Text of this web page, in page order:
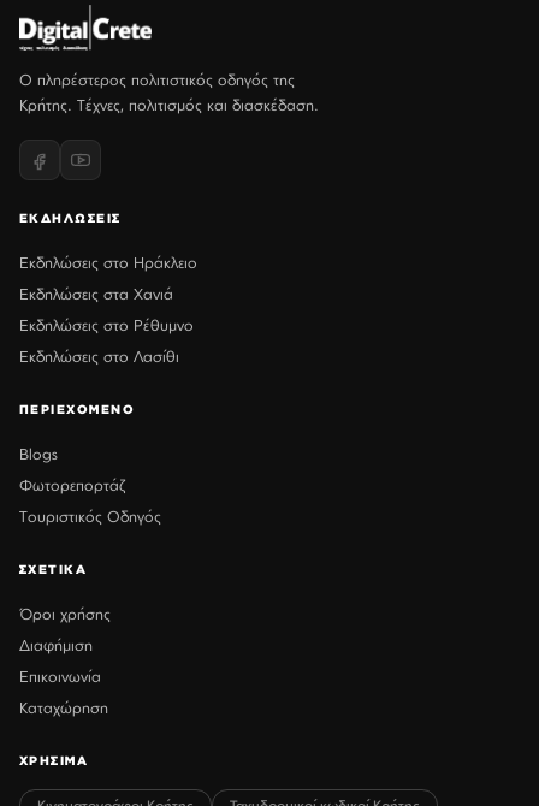
Ο πληρέστερος πολιτιστικός οδηγός της
Κρήτης. Τέχνες, πολιτισμός και διασκέδαση.
ΕΚΔΗΛΩΣΕΙΣ
Εκδηλώσεις στο Ηράκλειο
Εκδηλώσεις στα Χανιά
Εκδηλώσεις στο Ρέθυμνο
Εκδηλώσεις στο Λασίθι
ΠΕΡΙΕΧΟΜΕΝΟ
Blogs
Φωτορεπορτάζ
Τουριστικός Οδηγός
ΣΧΕΤΙΚΑ
Όροι χρήσης
Διαφήμιση
Επικοινωνία
Καταχώρηση
ΧΡΗΣΙΜΑ